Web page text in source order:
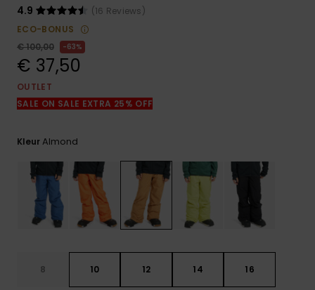
vragen en ons
contactformulier.
4.9
(16 Reviews)
ECO-BONUS
€ 100,00
63%
€ 37,50
OUTLET
SALE ON SALE EXTRA 25% OFF
KleurAlmond
8 10 12 14 16